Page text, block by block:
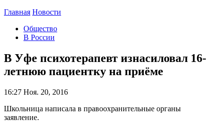
Главная Новости
Общество
В России
В Уфе психотерапевт изнасиловал 16-
летнюю пациентку на приёме
16:27 Ноя. 20, 2016
Школьница написала в правоохранительные органы
заявление.